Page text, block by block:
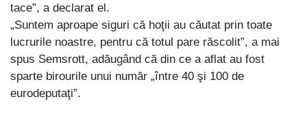
tace”, a declarat el.
„Suntem aproape siguri că hoţii au căutat prin toate
lucrurile noastre, pentru că totul pare răscolit”, a mai
spus Semsrott, adăugând că din ce a aflat au fost
sparte birourile unui număr „între 40 şi 100 de
eurodeputaţi”.